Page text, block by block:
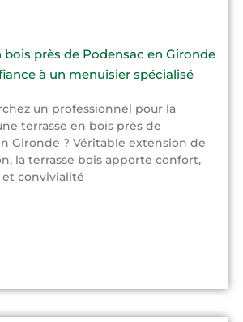
bois près de Podensac en Gironde
à un menuisier spécialisé
un professionnel pour la
terrasse en bois près de
Gironde ? Véritable extension de
la terrasse bois apporte confort,
convivialité